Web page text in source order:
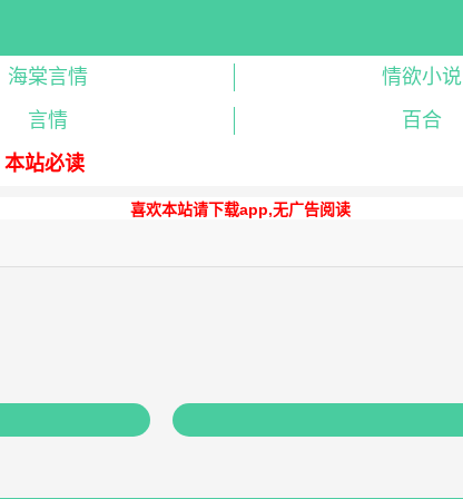
海棠言情 情欲小说
言情 百合
本站必读
喜欢本站请下载app,无广告阅读